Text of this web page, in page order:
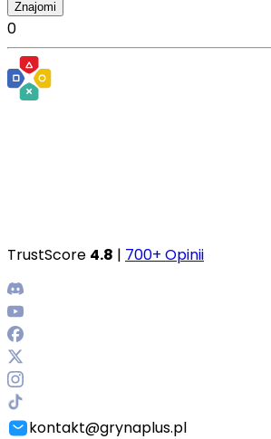
Znajomi
0
TrustScore 4.8 | 700+ Opinii
kontakt@grynaplus.pl